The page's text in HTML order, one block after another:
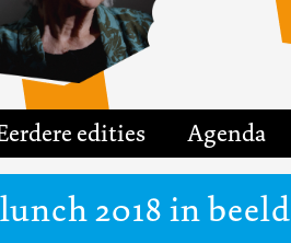
edities Agenda
2018 in beeld